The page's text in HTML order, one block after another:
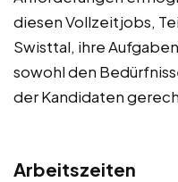
diesen Vollzeitjobs,
Swisttal, ihre
sowohl den
der Kandidaten
Arbeitszeiten